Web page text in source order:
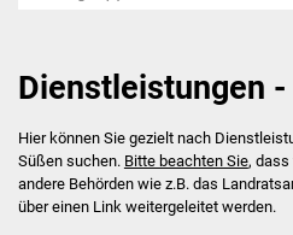
Dienstleistungen
Hier können Sie gezielt nach
Süßen suchen. Bitte beachten Sie, dass
andere Behörden wie z.B. das
über einen Link weitergeleitet werden.